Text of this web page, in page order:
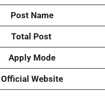
Post Name
Total Post
Apply Mode
Official Website